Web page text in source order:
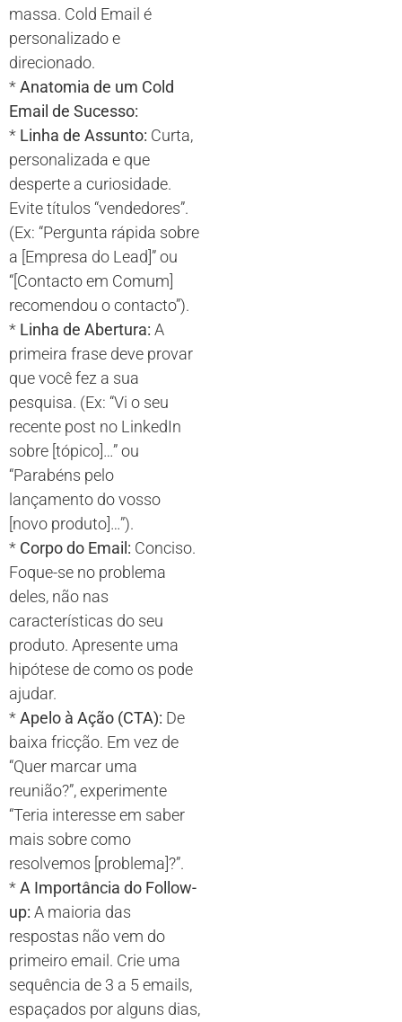
massa. Cold Email é
personalizado e
direcionado.
*Anatomia de um Cold
Email de Sucesso:
* Linha de Assunto: Curta,
personalizada e que
desperte a curiosidade.
Evite títulos “vendedores”.
(Ex: “Pergunta rápida sobre
a [Empresa do Lead]” ou
“[Contacto em Comum]
recomendou o contacto”).
* Linha de Abertura: A
primeira frase deve provar
que você fez a sua
pesquisa. (Ex: “Vi o seu
recente post no LinkedIn
sobre [tópico]…” ou
“Parabéns pelo
lançamento do vosso
[novo produto]…”).
* Corpo do Email: Conciso.
Foque-se no problema
deles, não nas
características do seu
produto. Apresente uma
hipótese de como os pode
ajudar.
*Apelo à Ação (CTA): De
baixa fricção. Em vez de
“Quer marcar uma
reunião?”, experimente
“Teria interesse em saber
mais sobre como
resolvemos [problema]?”.
*A Importância do Follow-
up: A maioria das
respostas não vem do
primeiro email. Crie uma
sequência de 3 a 5 emails,
espaçados por alguns dias,